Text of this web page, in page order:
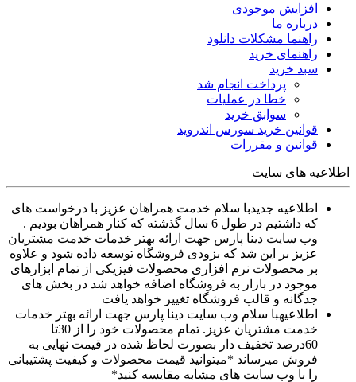
افزایش موجودی
درباره ما
راهنما مشکلات دانلود
راهنمای خرید
سبد خرید
پرداخت انجام شد
خطا در عملیات
سوابق خرید
قوانین خرید سورس اندروید
قوانین و مقررات
اطلاعیه های سایت
اطلاعیه جدیدبا سلام خدمت همراهان عزیز با درخواست های
که داشتیم در طول 6 سال گذشته که کنار همراهان بودیم .
وب سایت دینا پارس جهت ارائه بهتر خدمات خدمت مشتریان
عزیز بر این شد که بزودی فروشگاه توسعه داده شود و علاوه
بر محصولات نرم افزاری محصولات فیزیکی از تمام ابزارهای
موجود در بازار به فروشگاه اضافه خواهد شد در بخش های
جدگانه و قالب فروشگاه تغییر خواهد یافت
اطلاعیهبا سلام وب سایت دینا پارس جهت ارائه بهتر خدمات
خدمت مشتریان عزیز. تمام محصولات خود را از 30تا
60درصد تخفیف دار بصورت لحاظ شده در قیمت نهایی به
فروش میرساند *میتوانید قیمت محصولات و کیفیت پشتیبانی
را با وب سایت های مشابه مقایسه کنید*